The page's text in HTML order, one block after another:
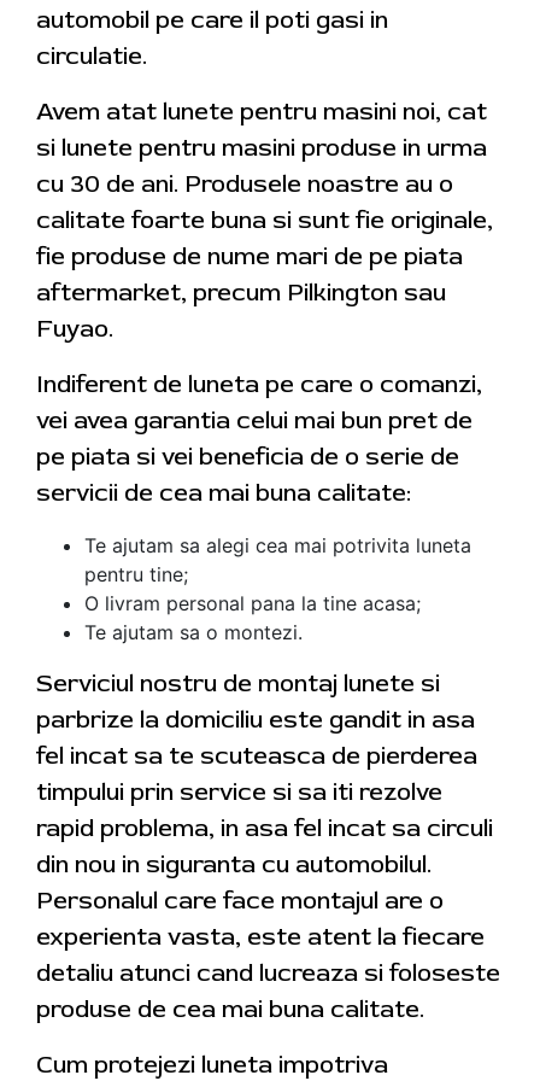
automobil pe care il poti gasi in
circulatie.
Avem atat lunete pentru masini noi, cat
si lunete pentru masini produse in urma
cu 30 de ani. Produsele noastre au o
calitate foarte buna si sunt fie originale,
fie produse de nume mari de pe piata
aftermarket, precum Pilkington sau
Fuyao.
Indiferent de luneta pe care o comanzi,
vei avea garantia celui mai bun pret de
pe piata si vei beneficia de o serie de
servicii de cea mai buna calitate:
Te ajutam sa alegi cea mai potrivita luneta
pentru tine;
O livram personal pana la tine acasa;
Te ajutam sa o montezi.
Serviciul nostru de montaj lunete si
parbrize la domiciliu este gandit in asa
fel incat sa te scuteasca de pierderea
timpului prin service si sa iti rezolve
rapid problema, in asa fel incat sa circuli
din nou in siguranta cu automobilul.
Personalul care face montajul are o
experienta vasta, este atent la fiecare
detaliu atunci cand lucreaza si foloseste
produse de cea mai buna calitate.
Cum protejezi luneta impotriva